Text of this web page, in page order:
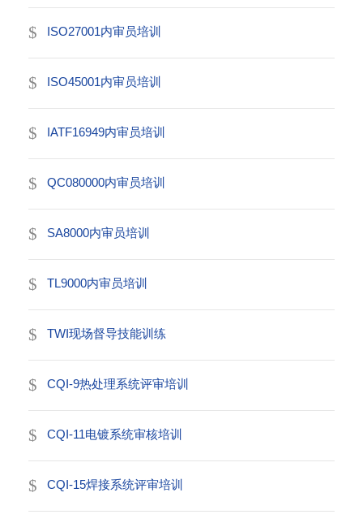
ISO27001内审员培训
ISO45001内审员培训
IATF16949内审员培训
QC080000内审员培训
SA8000内审员培训
TL9000内审员培训
TWI现场督导技能训练
CQI-9热处理系统评审培训
CQI-11电镀系统审核培训
CQI-15焊接系统评审培训